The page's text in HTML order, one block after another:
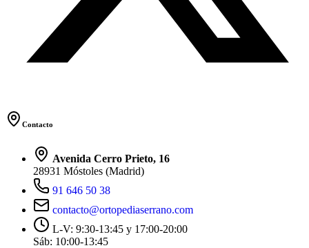
Contacto
Avenida Cerro Prieto, 16
28931 Móstoles (Madrid)
91 646 50 38
contacto@ortopediaserrano.com
L-V: 9:30-13:45 y 17:00-20:00
Sáb: 10:00-13:45